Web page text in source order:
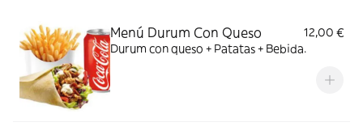
Menú Durum Con Queso
12,00 €
Durum con queso + Patatas + Bebida.